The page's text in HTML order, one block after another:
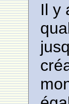
Il y